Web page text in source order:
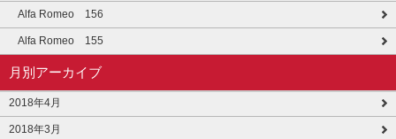
Alfa Romeo 156
Alfa Romeo 155
月別アーカイブ
2018年4月
2018年3月